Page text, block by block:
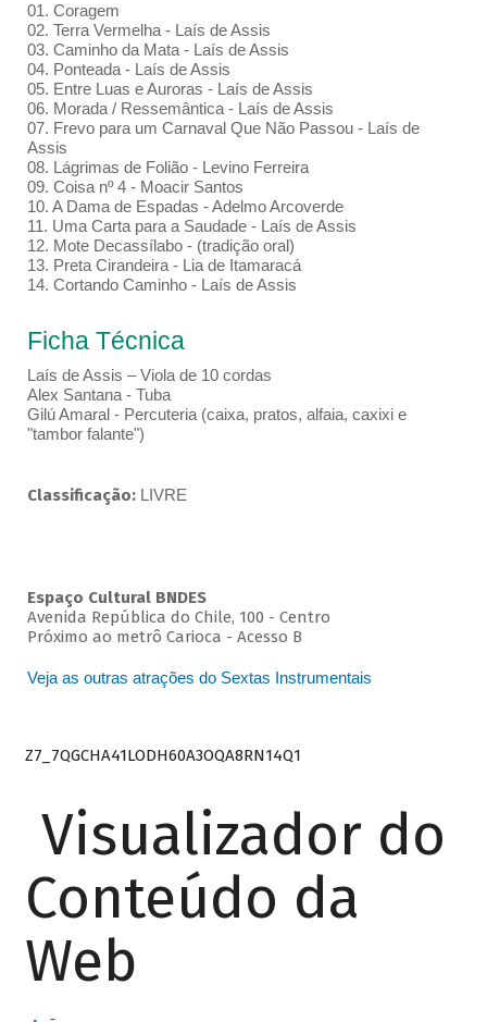
01. Coragem
02. Terra Vermelha - Laís de Assis
03. Caminho da Mata - Laís de Assis
04. Ponteada - Laís de Assis
05. Entre Luas e Auroras - Laís de Assis
06. Morada / Ressemântica - Laís de Assis
07. Frevo para um Carnaval Que Não Passou - Laís de
Assis
08. Lágrimas de Folião - Levino Ferreira
09. Coisa nº 4 - Moacir Santos
10. A Dama de Espadas - Adelmo Arcoverde
11. Uma Carta para a Saudade - Laís de Assis
12. Mote Decassílabo - (tradição oral)
13. Preta Cirandeira - Lia de Itamaracá
14. Cortando Caminho - Laís de Assis
Ficha Técnica
Laís de Assis – Viola de 10 cordas
Alex Santana - Tuba
Gilú Amaral - Percuteria (caixa, pratos, alfaia, caxixi e
"tambor falante")
Classificação: LIVRE
Espaço Cultural BNDES
Avenida República do Chile, 100 - Centro
Próximo ao metrô Carioca - Acesso B
Veja as outras atrações do Sextas Instrumentais
Z7_7QGCHA41LODH60A3OQA8RN14Q1
Visualizador do
Conteúdo da
Web